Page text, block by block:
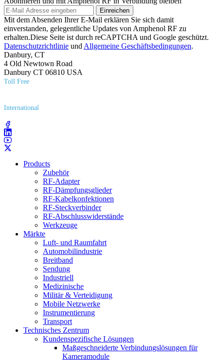
Einreichen
Mit dem Absenden Ihrer E-Mail erklären Sie sich damit
einverstanden, gelegentliche Updates von Amphenol RF zu
erhalten.Diese Seite ist durch reCAPTCHA und Google geschützt.
Datenschutzrichtlinie und Allgemeine Geschäftsbedingungen.
Danbury, CT
4 Old Newtown Road
Danbury CT 06810 USA
Toll Free
International
Products
Zubehör
RF-Adapter
RF-Dämpfungsglieder
RF-Kabelkonfektionen
RF-Steckverbinder
RF-Abschlusswiderstände
Werkzeuge
Märkte
Luft- und Raumfahrt
Automobilindustrie
Breitband
Sendung
Industriell
Medizinische
Militär & Verteidigung
Mobile Netzwerke
Instrumentierung
Transport
Technisches Zentrum
Kundenspezifische Lösungen
Maßgeschneiderte Verbindungslösungen für
Kameramodule